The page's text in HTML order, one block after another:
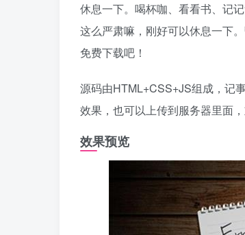
休息一下。喝杯咖、看看书、记
这么严肃嘛，刚好可以休息一下
免费下载吧！
源码由HTML+CSS+JS组成，记
效果，也可以上传到服务器里面
效果预览